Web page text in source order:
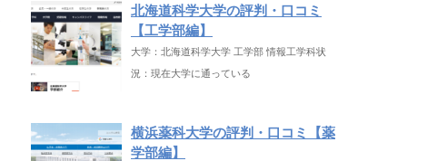
北海道科学大学の評判・口コミ
【工学部編】
大学：北海道科学大学 工学部 情報工学科状
況：現在大学に通っている
横浜薬科大学の評判・口コミ【薬
学部編】